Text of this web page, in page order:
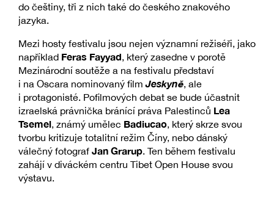
do češtiny, tři z nich také do českého znakového
jazyka.
Mezi hosty festivalu jsou nejen významní režiséři, jako
například Feras Fayyad, který zasedne v porotě
Mezinárodní soutěže a na festivalu představí
i na Oscara nominovaný filmJeskyně, ale
i protagonisté. Pofilmových debat se bude účastnit
izraelská právnička bránící práva Palestinců Lea
Tsemel, známý umělec Badiucao, který skrze svou
tvorbu kritizuje totalitní režim Číny, nebo dánský
válečný fotograf Jan Grarup. Ten během festivalu
zahájí v diváckém centru Tibet Open House svou
výstavu.